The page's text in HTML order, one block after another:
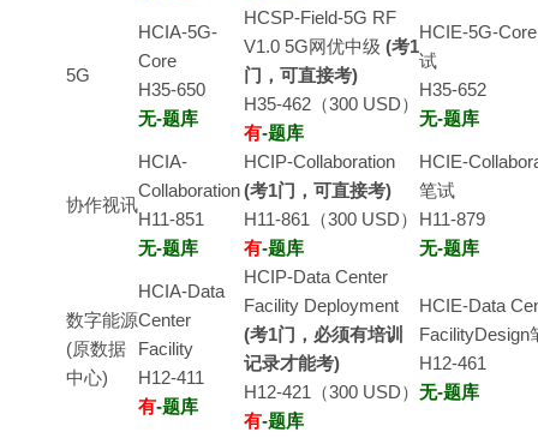
5G
HCIA-5G-
Core
H35-650
无-题库
HCSP-Field-5G RF
V1.0 5G网优中级 (考1
门，可直接考)
H35-462（300 USD）
有-题库
HCIE-5G-
试
H35-652
无-题库
协作视讯
HCIA-
Collaboration
H11-851
无-题库
HCIP-Collaboration
(考1门，可直接考)
H11-861（300 USD）
有-题库
HCIE-
笔试
H11-879
无-题库
数字能源
(原数据
中心)
HCIA-Data
Center
Facility
H12-411
有-题库
HCIP-Data Center
Facility Deployment
(考1门，必须有培训
记录才能考)
H12-421（300 USD）
有-题库
HCIE-Data
FacilityDesign
H12-461
无-题库